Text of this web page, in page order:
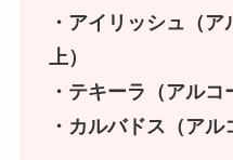
・アイリッシュ（
上）
・テキーラ（アルコ
・カルバドス（アル